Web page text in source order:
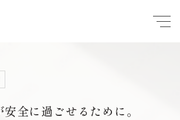
全に過ごせるために。